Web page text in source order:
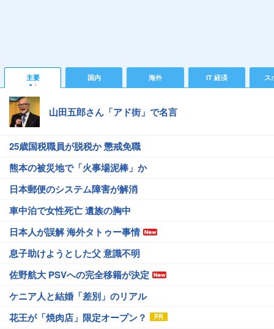
主要 国内 海外 IT 経済 ス
山田五郎さん「アド街」で名言
25歳国税職員が脱税か 懲戒免職
熊本の被災地で「火事場泥棒」か
日本郵便のシステム障害が解消
車中泊で女性死亡 遺族の胸中
日本人が誤解 海外タトゥー事情
息子助けようとした父 意識不明
佐野航大 PSVへの完全移籍が決定
ケニア人と結婚「差別」のリアル
花王が「焼肉店」限定オープン？